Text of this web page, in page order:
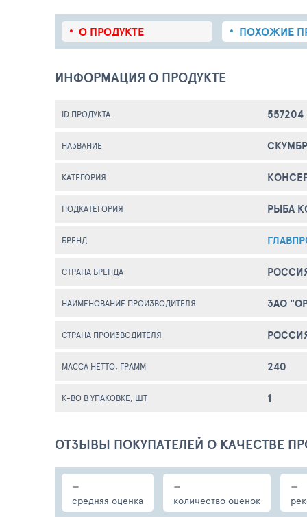
О ПРОДУКТЕ ПОХОЖИЕ
ИНФОРМАЦИЯ О ПРОДУКТЕ
ID ПРОДУКТА 557204
НАЗВАНИЕ
КАТЕГОРИЯ
ПОДКАТЕГОРИЯ РЫБА
БРЕНД
СТРАНА БРЕНДА
НАИМЕНОВАНИЕ ПРОИЗВОДИТЕЛЯ ЗАО
СТРАНА ПРОИЗВОДИТЕЛЯ
МАССА НЕТТО, ГРАММ 240
К-ВО В УПАКОВКЕ, ШТ 1
ОТЗЫВЫ ПОКУПАТЕЛЕЙ О КАЧЕСТВЕ
-
средняя оценка
-
количество оценок
-